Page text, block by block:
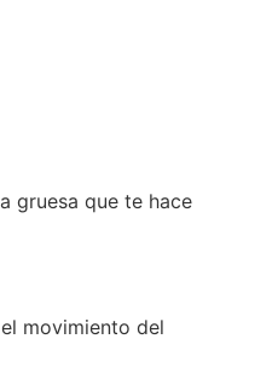
gruesa que te hace
movimiento del